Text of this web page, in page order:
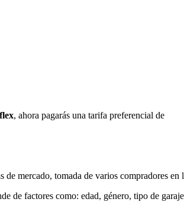
, ahora pagarás una tarifa preferencial de
mercado, tomada de varios compradores
de factores como: edad, género, tipo de